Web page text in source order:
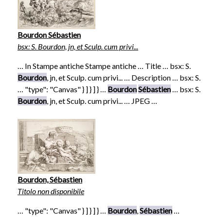
Bourdon Sébastien
bsx: S. Bourdon, jn, et Sculp. cum privi...
… In Stampe antiche Stampe antiche … Title … bsx: S.
Bourdon, jn, et Sculp. cum privi... … Description … bsx: S.
… "type": "Canvas" } ] } ] } … BourdonSébastien… bsx: S.
Bourdon, jn, et Sculp. cum privi... … JPEG …
Bourdon, Sébastien
Titolo non disponibile
… "type": "Canvas" } ] } ] } … Bourdon,Sébastien…